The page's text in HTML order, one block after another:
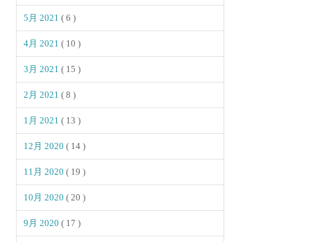
5月 2021( 6 )
4月 2021( 10 )
3月 2021( 15 )
2月 2021( 8 )
1月 2021( 13 )
12月 2020( 14 )
11月 2020( 19 )
10月 2020( 20 )
9月 2020( 17 )